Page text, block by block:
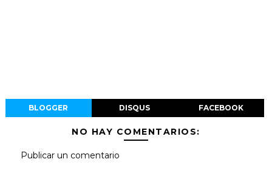
BLOGGER DISQUS FACEBOOK
NO HAY COMENTARIOS:
Publicar un comentario